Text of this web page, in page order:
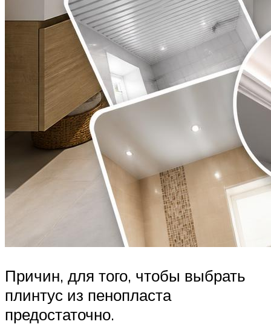
Причин, для того, чтобы выбрать
плинтус из пенопласта
предостаточно.